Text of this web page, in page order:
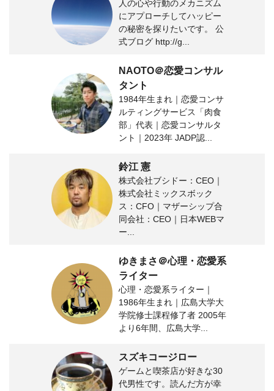
人の心や行動のメカニズム
にアプローチしてハッピー
の秘密を探りたいです。 公
式ブログ http://g...
NAOTO＠恋愛コンサル
タント
1984年生まれ｜恋愛コンサ
ルティングサービス「肉食
部」代表｜恋愛コンサルタ
ント｜2023年 JADP認...
鈴江 憲
株式会社ブシドー：CEO｜
株式会社ミックスボック
ス：CFO｜マザーシップ合
同会社：CEO｜日本WEBマ
ー...
ゆきまさ＠心理・恋愛系
ライター
心理・恋愛系ライター｜
1986年生まれ｜広島大学大
学院修士課程修了者 2005年
より6年間、広島大学...
スズキコージロー
ゲームと喫茶店が好きな30
代男性です。読んだ方が幸